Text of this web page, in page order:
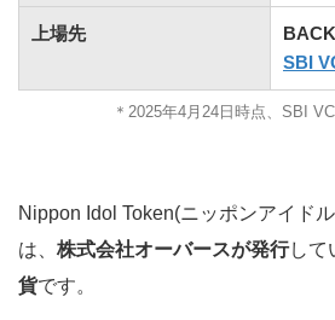
上場先
SBI
＊2025年4月24日時点、SBI
Nippon Idol Token(ニッポンアイドル
は、 株式会社オーバースが発行して
貨です。